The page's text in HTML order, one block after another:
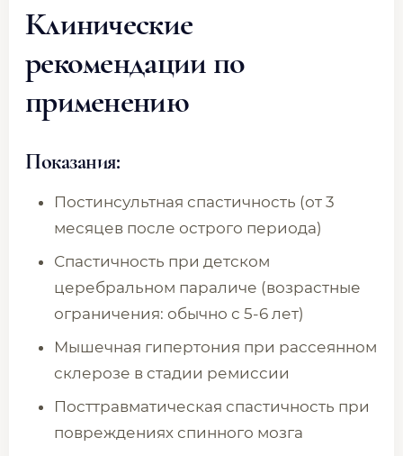
Клинические
рекомендации по
применению
Показания:
Постинсультная спастичность (от 3
месяцев после острого периода)
Спастичность при детском
церебральном параличе (возрастные
ограничения: обычно с 5-6 лет)
Мышечная гипертония при рассеянном
склерозе в стадии ремиссии
Посттравматическая спастичность при
повреждениях спинного мозга